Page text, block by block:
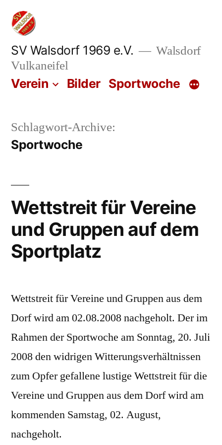
Zum
Inhalt
springen
SV Walsdorf 1969 e.V.
Walsdorf
Vulkaneifel
Verein Bilder Sportwoche
Schlagwort-Archive:
Sportwoche
Wettstreit für Vereine
und Gruppen auf dem
Sportplatz
Wettstreit für Vereine und Gruppen aus dem
Dorf wird am 02.08.2008 nachgeholt. Der im
Rahmen der Sportwoche am Sonntag, 20. Juli
2008 den widrigen Witterungsverhältnissen
zum Opfer gefallene lustige Wettstreit für die
Vereine und Gruppen aus dem Dorf wird am
kommenden Samstag, 02. August,
nachgeholt.